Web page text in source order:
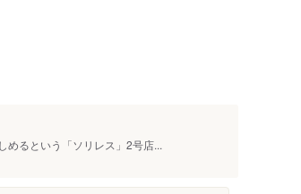
めるという「ソリレス」2号店...